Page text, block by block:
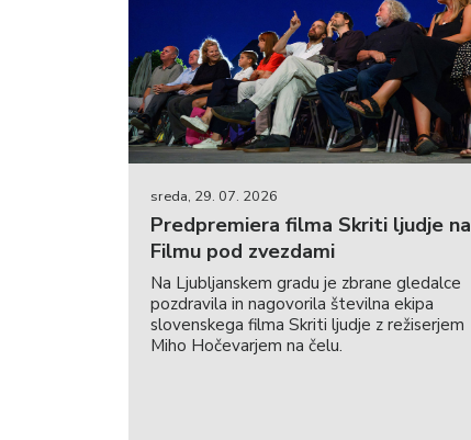
četrtek, 20. 08. 2026 / 10:00 / Dvorana
Zgodbe iz čarobnega vrta
Claude Rozec
KINOBALON
sobota, 22. 08. 2026 / 15:30 / Dvorana
FeKKids: Pod sladkim nebom
sreda, 29. 07. 2026
Predpremiera filma Skriti ljudje na
Filmu pod zvezdami
Na Ljubljanskem gradu je zbrane gledalce
pozdravila in nagovorila številna ekipa
slovenskega filma Skriti ljudje z režiserjem
Miho Hočevarjem na čelu.